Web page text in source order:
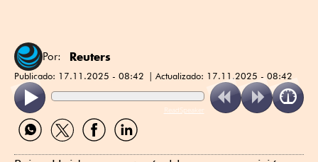
Por: Reuters
Publicado: 17.11.2025 - 08:42 Actualizado: 17.11.2025 - 08:42
ReadSpeaker
Compartir
por
Compartir
por
Compartir
por
Compartir
por